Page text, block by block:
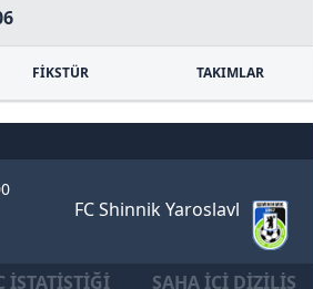
FİKSTÜR TAKIMLAR
FC Shinnik Yaroslavl
İSTATISTIĞI SAHA İÇI DIZILIŞ